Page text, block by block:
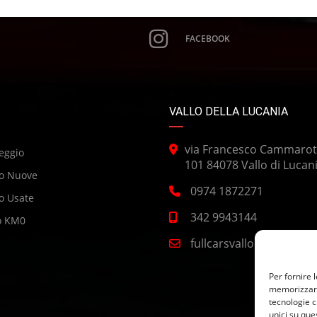
Per fornire
tecnologie
unici su
FACEBOOK
Nuove
Usate
KM0
VALLO DELLA LUCANIA
via Francesco
101 84078 Vallo di
0974 1872271
342 9943144
fullcarsvallo@gmail.com